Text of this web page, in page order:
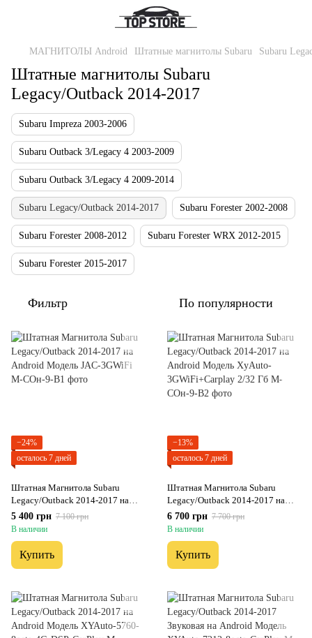
МАГНИТОЛЫ Android Штатные магнитолы Subaru Subaru
Штатные магнитолы Subaru
Legacy/Outback 2014-2017
Subaru Impreza 2003-2006
Subaru Outback 3/Legacy 4 2003-2009
Subaru Outback 3/Legacy 4 2009-2014
Subaru Legacy/Outback 2014-2017 Subaru Forester 2002-2008
Subaru Forester 2008-2012 Subaru Forester WRX 2012-2015
Subaru Forester 2015-2017
Фильтр По популярности
−24%
осталось 7 дней
Штатная Магнитола Subaru
Legacy/Outback 2014-2017 на
Android Модель JAC-3GWiFi
5 400 грн 7 100 грн
В наличии
Купить
−13%
осталось 7 дней
Штатная Магнитола Subaru
Legacy/Outback 2014-2017 на
Android Модель XyAuto-
3GWiFi+Carplay 2/32 Гб
6 700 грн 7 700 грн
В наличии
Купить